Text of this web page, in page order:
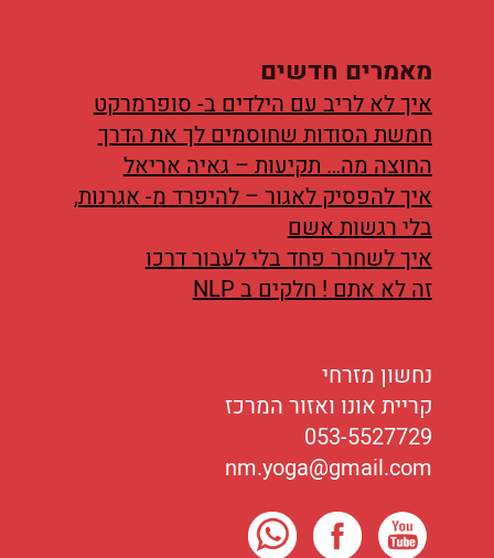
מאמרים חדשים
איך לא לריב עם הילדים ב- סופרמרקט
חמשת הסודות שחוסמים לך את הדרך
החוצה מה… תקיעות – גאיה אריאל
איך להפסיק לאגור – להיפרד מ- אגרנות,
בלי רגשות אשם
איך לשחרר פחד בלי לעבור דרכו
זה לא אתם ! חלקים ב NLP
נחשון מזרחי
קריית אונו ואזור המרכז
053-5527729
nm.yoga@gmail.com